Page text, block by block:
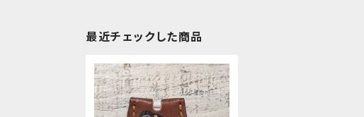
最近チェックした商品